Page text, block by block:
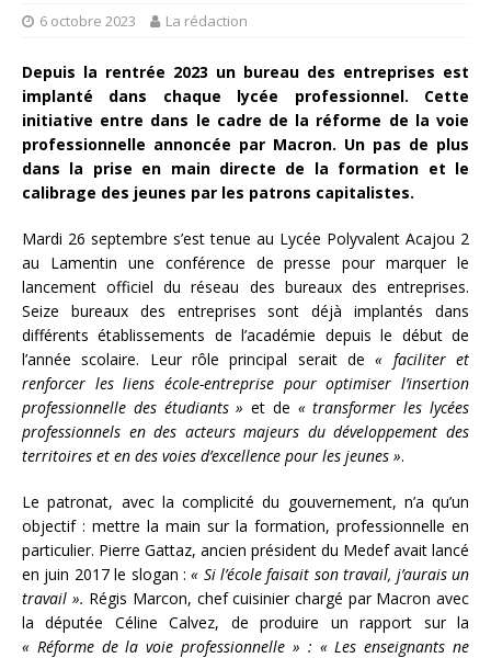
6 octobre 2023 La rédaction
Depuis la rentrée 2023 un bureau des entreprises est
implanté dans chaque lycée professionnel. Cette
initiative entre dans le cadre de la réforme de la voie
professionnelle annoncée par Macron. Un pas de plus
dans la prise en main directe de la formation et le
calibrage des jeunes par les patrons capitalistes.
Mardi 26 septembre s’est tenue au Lycée Polyvalent Acajou 2
au Lamentin une conférence de presse pour marquer le
lancement officiel du réseau des bureaux des entreprises.
Seize bureaux des entreprises sont déjà implantés dans
différents établissements de l’académie depuis le début de
l’année scolaire. Leur rôle principal serait de« faciliter et
renforcer les liens école-entreprise pour optimiser l’insertion
professionnelle des étudiants » et de « transformer les lycées
professionnels en des acteurs majeurs du développement des
territoires et en des voies d’excellence pour les jeunes ».
Le patronat, avec la complicité du gouvernement, n’a qu’un
objectif : mettre la main sur la formation, professionnelle en
particulier. Pierre Gattaz, ancien président du Medef avait lancé
en juin 2017 le slogan :« Si l’école faisait son travail, j’aurais un
travail ». Régis Marcon, chef cuisinier chargé par Macron avec
la députée Céline Calvez, de produire un rapport sur la
« Réforme de la voie professionnelle » : « Les enseignants ne